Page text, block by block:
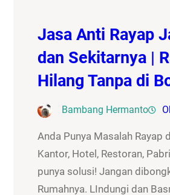
Jasa Anti Rayap
dan Sekitarnya |
Hilang Tanpa di
Bambang Hermanto
Anda Punya Masalah Rayap
Kantor, Hotel, Restoran,
punya solusi! Jangan
Rumahnya. LIndungi dan